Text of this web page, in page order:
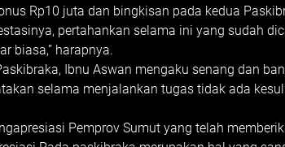
Rp10 juta dan bingkisan pada kedua
pertahankan selama ini yang sudah
biasa,” harapnya.
Ibnu Aswan mengaku senang dan
selama menjalankan tugas tidak ada
Pemprov Sumut yang telah